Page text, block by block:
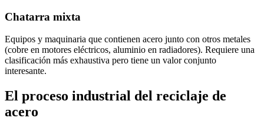
Chatarra mixta
Equipos y maquinaria que contienen acero junto con otros metales
(cobre en motores eléctricos, aluminio en radiadores). Requiere una
clasificación más exhaustiva pero tiene un valor conjunto
interesante.
El proceso industrial del reciclaje de
acero